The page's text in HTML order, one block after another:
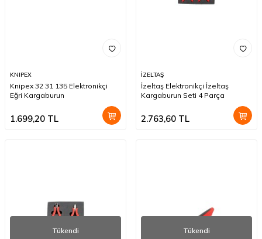
KNIPEX
Knipex 32 31 135 Elektronikçi
Eğri Kargaburun
1.699,20 TL
İZELTAŞ
İzeltaş Elektronikçi İzeltaş
Kargaburun Seti 4 Parça
2.763,60 TL
Tükendi Tükendi